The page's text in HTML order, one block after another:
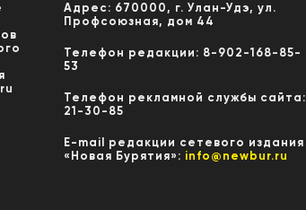
Адрес: 670000, г. Улан-Удэ, ул.
Профсоюзная, дом 44
Телефон редакции: 8-902-168-85-
53
Телефон рекламной службы сайта:
21-30-85
E-mail редакции сетевого издания
«Новая Бурятия»: info@newbur.ru